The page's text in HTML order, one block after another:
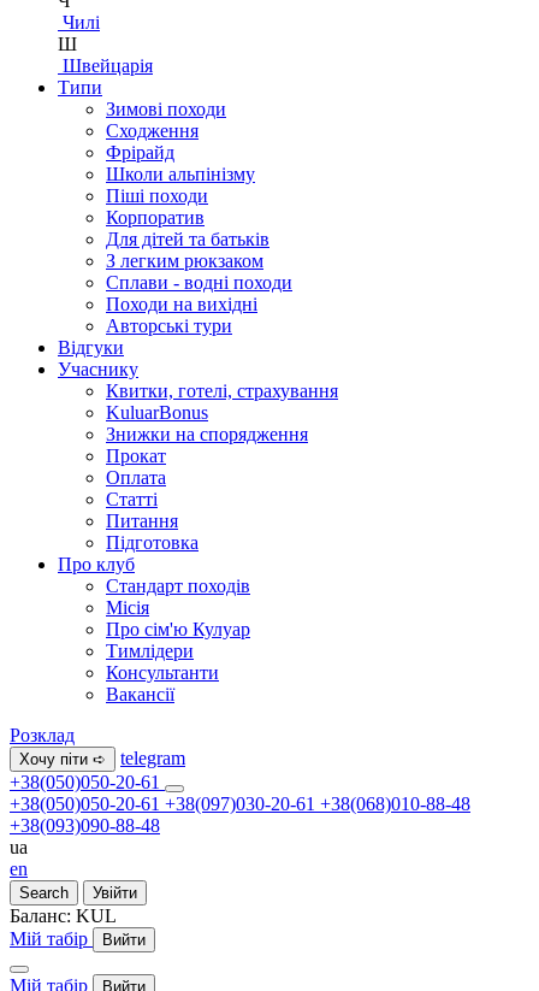
Чилі
Ш
Швейцарія
Типи
Зимові походи
Сходження
Фрірайд
Школи альпінізму
Піші походи
Корпоратив
Для дітей та батьків
З легким рюкзаком
Сплави - водні походи
Походи на вихідні
Авторські тури
Відгуки
Учаснику
Квитки, готелі, страхування
KuluarBonus
Знижки на спорядження
Прокат
Оплата
Статті
Питання
Підготовка
Про клуб
Стандарт походів
Місія
Про сім'ю Кулуар
Тимлідери
Консультанти
Вакансії
Розклад
Хочу піти ➪
telegram
+38(050)050-20-61
+38(050)050-20-61 +38(097)030-20-61 +38(068)010-88-48
+38(093)090-88-48
ua
en
Search Увійти
Баланс: KUL
Мій табір
Вийти
Мій табір
Вийти